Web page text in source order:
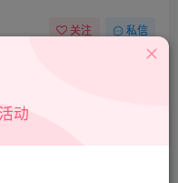
关注 私信
动